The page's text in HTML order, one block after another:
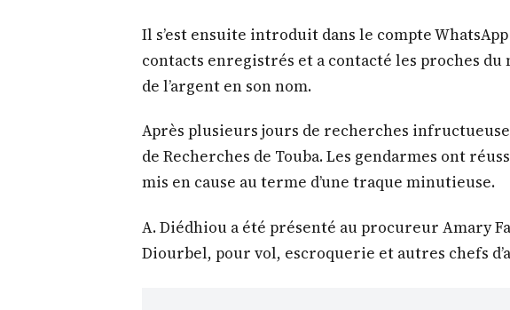
Il s’est ensuite introduit dans le compte WhatsApp
contacts enregistrés et a contacté les proches
de l’argent en son nom.
Après plusieurs jours de recherches
de Recherches de Touba. Les gendarmes ont
mis en cause au terme d’une traque minutieuse.
A. Diédhiou a été présenté au procureur Amary
Diourbel, pour vol, escroquerie et autres chefs